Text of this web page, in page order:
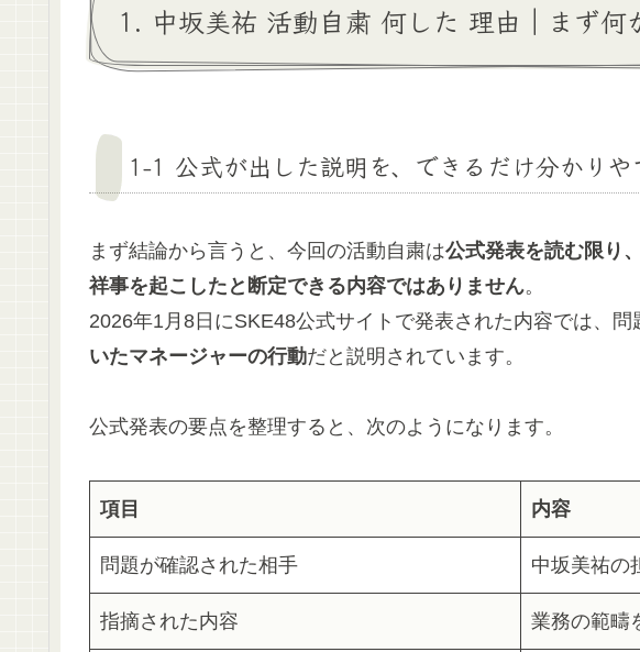
1. 中坂美祐 活動自粛 何した 理由｜まず何
1-1 公式が出した説明を、できるだけ分かりや
まず結論から言うと、今回の活動自粛は公式発表を読む限り
祥事を起こしたと断定できる内容ではありません。
2026年1月8日にSKE48公式サイトで発表された内容では、問
いたマネージャーの行動だと説明されています。
公式発表の要点を整理すると、次のようになります。
項目 内容
問題が確認された相手 中坂美祐の
指摘された内容 業務の範疇